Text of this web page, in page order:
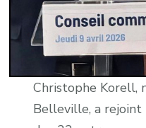
Christophe Korell,
Belleville, a rejoint